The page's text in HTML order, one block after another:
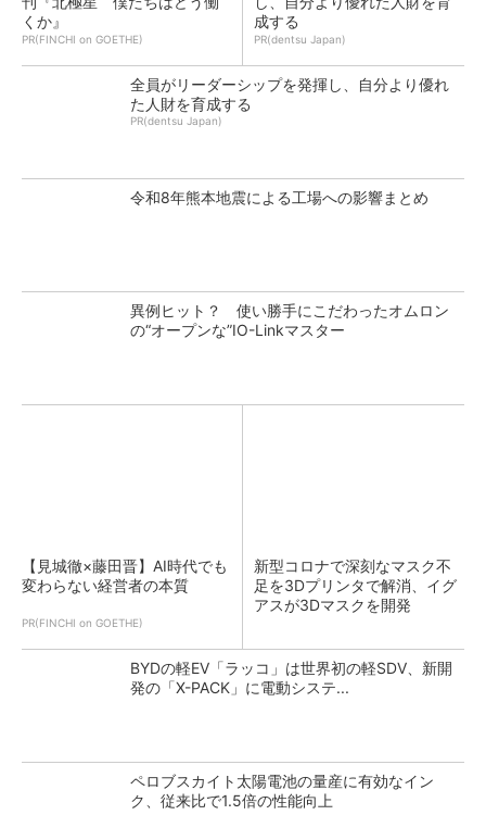
くか』
PR(FINCHI on GOETHE)
成する
PR(dentsu Japan)
全員がリーダーシップを発揮し、自分より優れ
た人財を育成する
PR(dentsu Japan)
令和8年熊本地震による工場への影響まとめ
異例ヒット？ 使い勝手にこだわったオムロン
の“オープンな”IO-Linkマスター
【見城徹×藤田晋】AI時代でも
変わらない経営者の本質
PR(FINCHI on GOETHE)
新型コロナで深刻なマスク不
足を3Dプリンタで解消、イグ
アスが3Dマスクを開発
BYDの軽EV「ラッコ」は世界初の軽SDV、新開
発の「X-PACK」に電動システ...
ペロブスカイト太陽電池の量産に有効なイン
ク、従来比で1.5倍の性能向上